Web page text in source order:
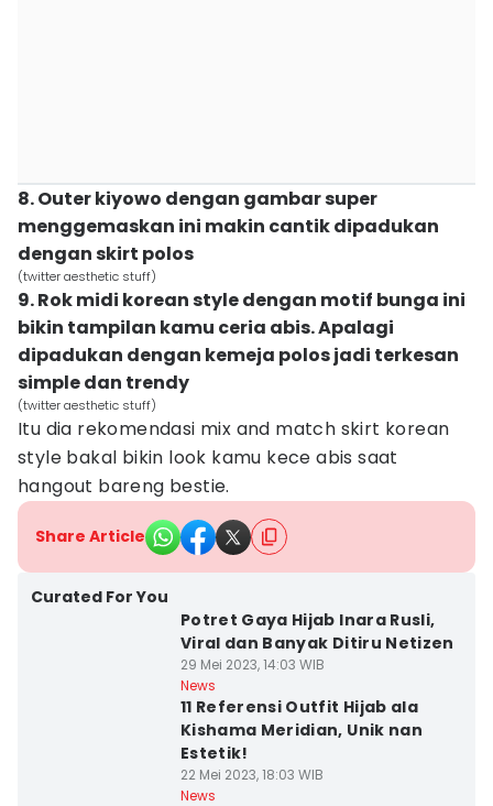
8. Outer kiyowo dengan gambar super
menggemaskan ini makin cantik dipadukan
dengan skirt polos
(twitter aesthetic stuff)
9. Rok midi korean style dengan motif bunga ini
bikin tampilan kamu ceria abis. Apalagi
dipadukan dengan kemeja polos jadi terkesan
simple dan trendy
(twitter aesthetic stuff)
Itu dia rekomendasi mix and match skirt korean
style bakal bikin look kamu kece abis saat
hangout bareng bestie.
Share Article
Curated For You
Potret Gaya Hijab Inara Rusli,
Viral dan Banyak Ditiru Netizen
29 Mei 2023, 14:03 WIB
News
11 Referensi Outfit Hijab ala
Kishama Meridian, Unik nan
Estetik!
22 Mei 2023, 18:03 WIB
News